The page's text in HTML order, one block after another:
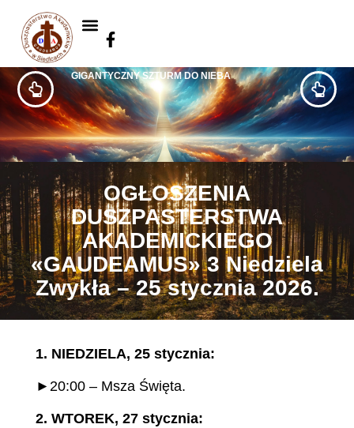
GIGANTYCZNY SZTURM DO NIEBA
OGŁOSZENIA
DUSZPASTERSTWA
AKADEMICKIEGO
«GAUDEAMUS» 3 Niedziela
Zwykła – 25 stycznia 2026.
1. NIEDZIELA, 25 stycznia:
►20:00 – Msza Święta.
2. WTOREK, 27 stycznia: